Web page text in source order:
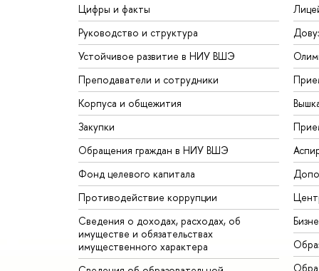
Цифры и факты
Руководство и структура
Устойчивое развитие в НИУ ВШЭ
Преподаватели и сотрудники
Корпуса и общежития
Закупки
Обращения граждан в НИУ ВШЭ
Фонд целевого капитала
Противодействие коррупции
Сведения о доходах, расходах, об
имуществе и обязательствах
имущественного характера